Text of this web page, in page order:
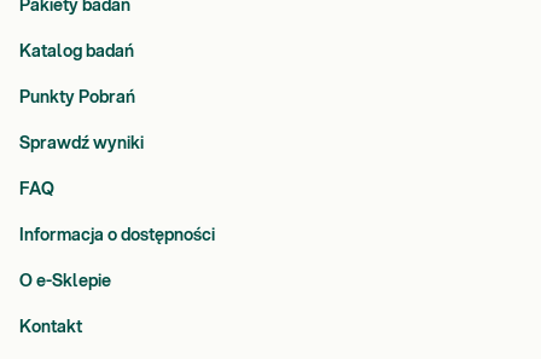
Pakiety badań
Katalog badań
Punkty Pobrań
Sprawdź wyniki
FAQ
Informacja o dostępności
O e-Sklepie
Kontakt